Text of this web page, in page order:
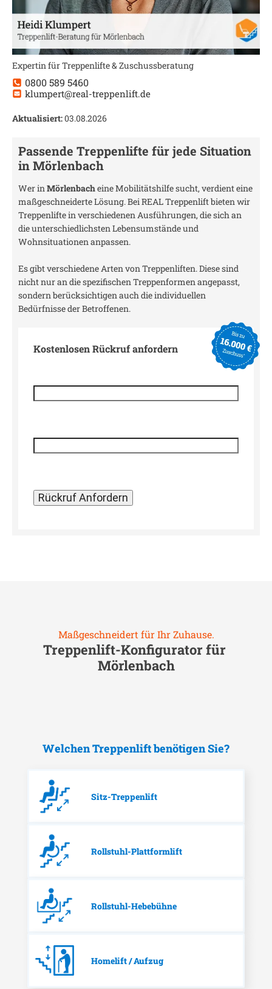
Expertin für Treppenlifte & Zuschussberatung
0800 589 5460
klumpert@real-treppenlift.de
Aktualisiert:03.08.2026
Passende Treppenlifte für jede Situation
inMörlenbach
Wer inMörlenbacheine Mobilitätshilfe sucht, verdient eine
maßgeschneiderte Lösung. Bei REAL Treppenlift bieten wir
Treppenlifte in verschiedenen Ausführungen, die sich an
die unterschiedlichsten Lebensumstände und
Wohnsituationen anpassen.
Es gibt verschiedene Arten von Treppenliften. Diese sind
nicht nur an die spezifischen Treppenformen angepasst,
sondern berücksichtigen auch die individuellen
Bedürfnisse der Betroffenen.
Kostenlosen Rückruf anfordern
Maßgeschneidert für Ihr Zuhause.
Treppenlift-Konfigurator für
Mörlenbach
Welchen Treppenlift benötigen Sie?
Sitz-Treppenlift
Rollstuhl-Plattformlift
Rollstuhl-Hebebühne
Homelift / Aufzug